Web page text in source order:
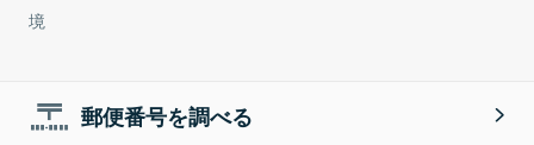
境
郵便番号を調べる